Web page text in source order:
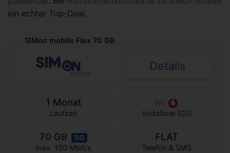
ein echter Top-Deal.
SIMon mobile Flex 70 GB
Details
1 Monat
Laufzeit Vodafone (D2)
70 GB 5G
max. 150 Mbit/s
FLAT
Telefon & SMS